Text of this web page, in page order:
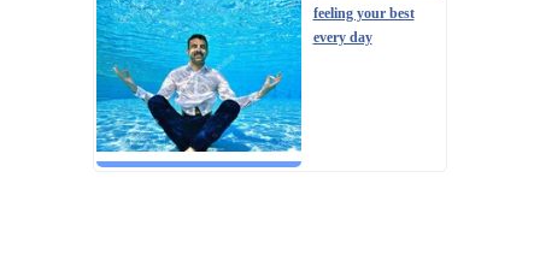
feeling your best
every day